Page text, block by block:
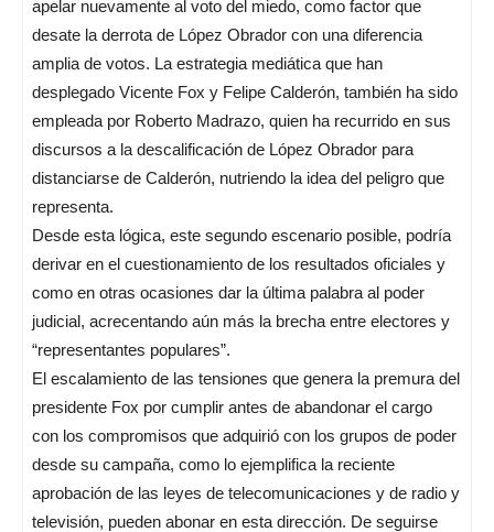
apelar nuevamente al voto del miedo, como factor que
desate la derrota de López Obrador con una diferencia
amplia de votos. La estrategia mediática que han
desplegado Vicente Fox y Felipe Calderón, también ha sido
empleada por Roberto Madrazo, quien ha recurrido en sus
discursos a la descalificación de López Obrador para
distanciarse de Calderón, nutriendo la idea del peligro que
representa.
Desde esta lógica, este segundo escenario posible, podría
derivar en el cuestionamiento de los resultados oficiales y
como en otras ocasiones dar la última palabra al poder
judicial, acrecentando aún más la brecha entre electores y
“representantes populares”.
El escalamiento de las tensiones que genera la premura del
presidente Fox por cumplir antes de abandonar el cargo
con los compromisos que adquirió con los grupos de poder
desde su campaña, como lo ejemplifica la reciente
aprobación de las leyes de telecomunicaciones y de radio y
televisión, pueden abonar en esta dirección. De seguirse